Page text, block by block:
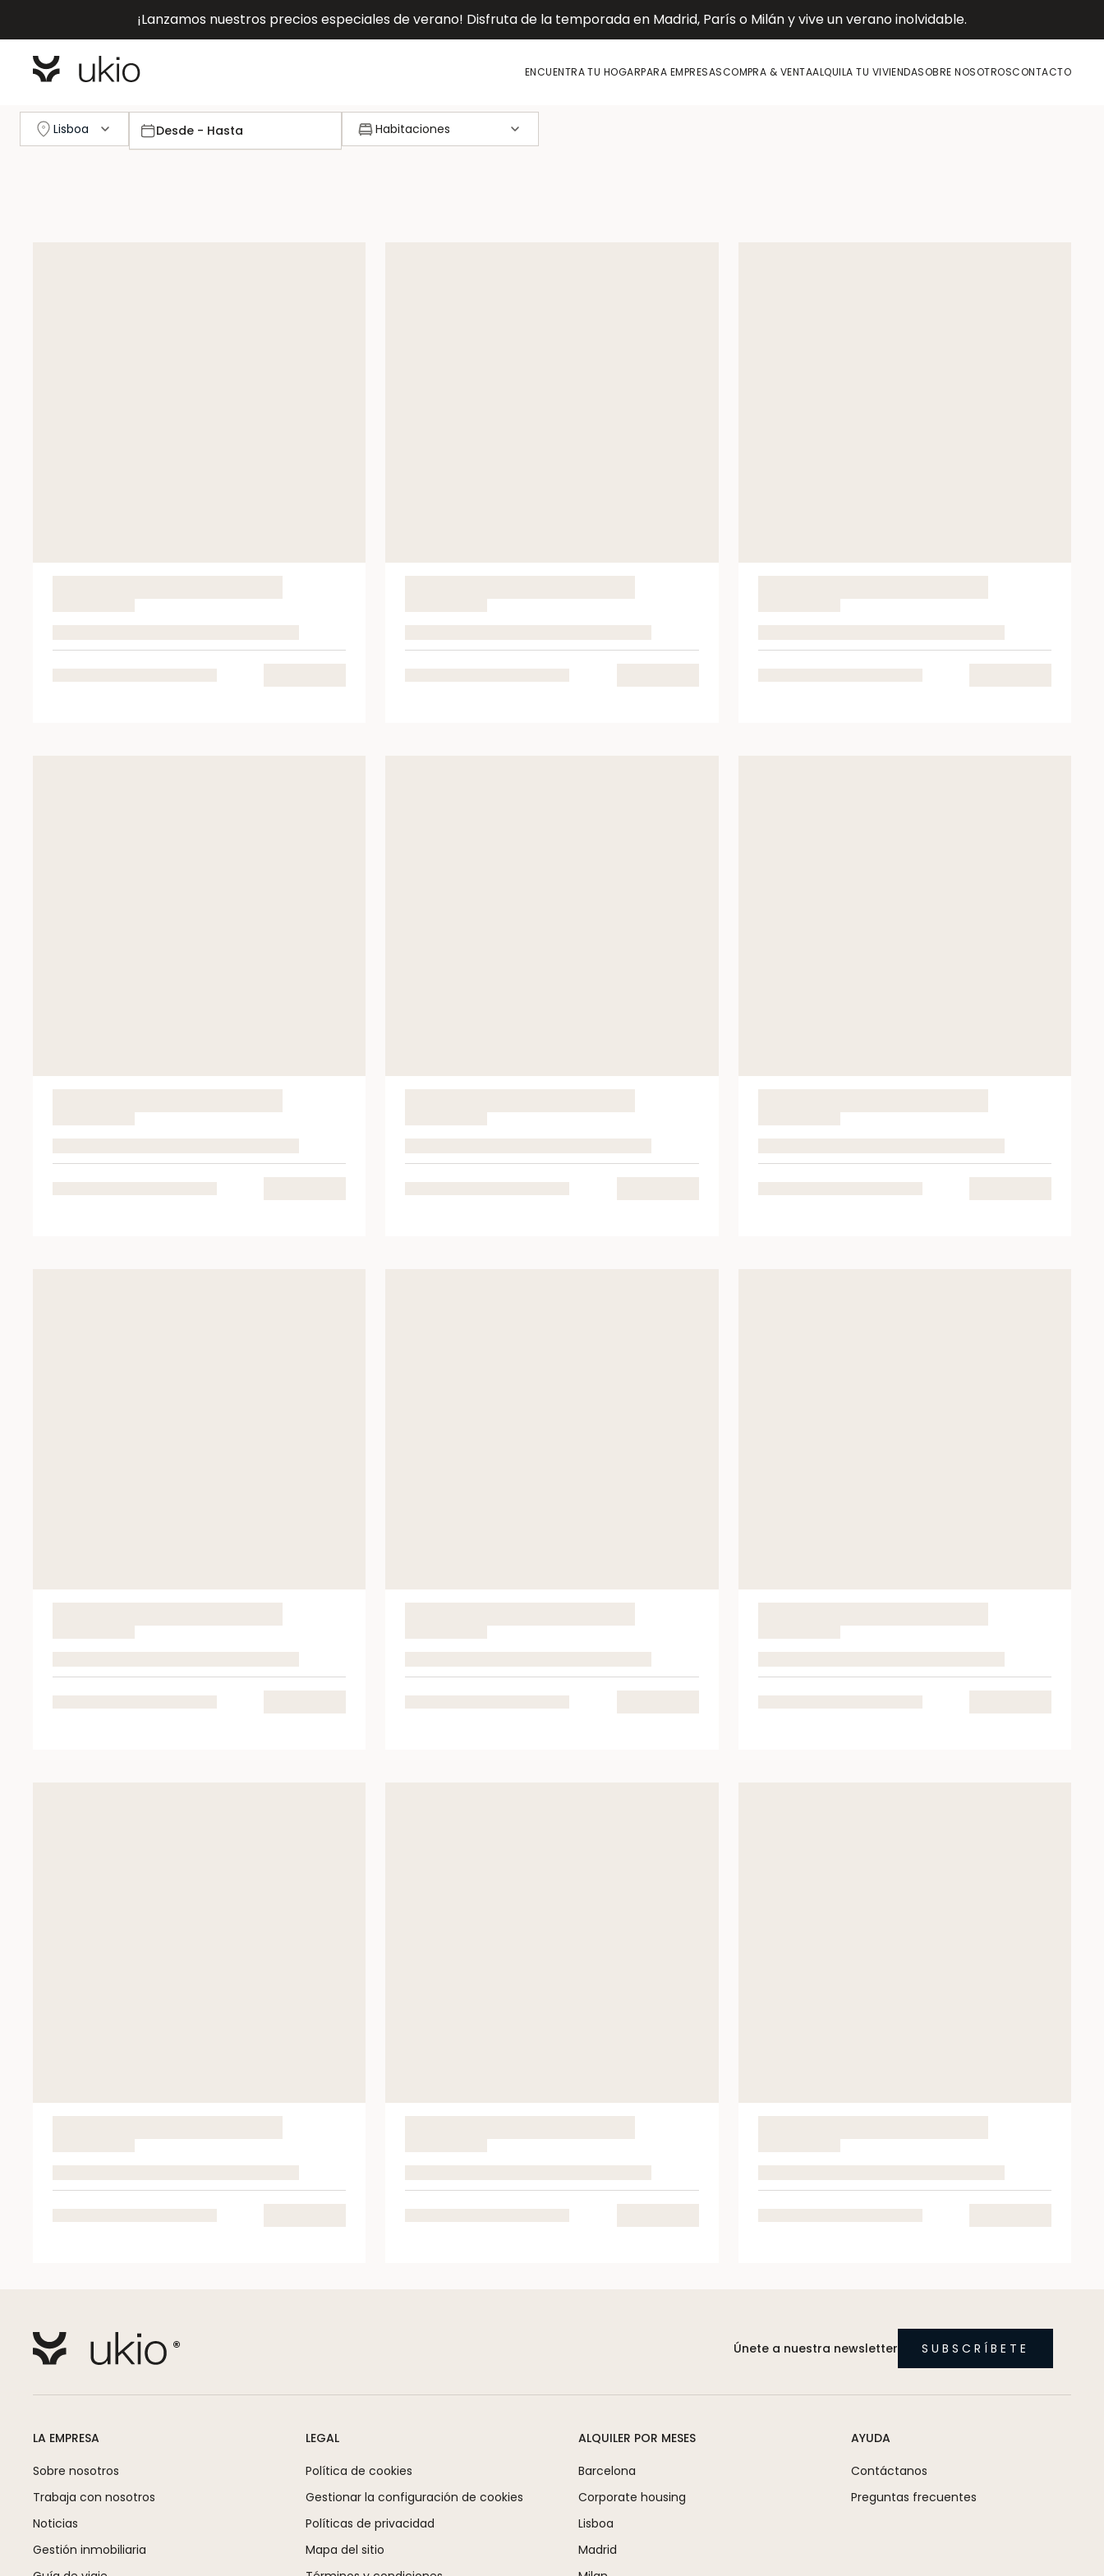
¡Lanzamos nuestros precios especiales de verano! Disfruta de la temporada en Madrid, París o Milán y vive un verano inolvidable.
ENCUENTRA TU HOGARPARA EMPRESASCOMPRA & VENTAALQUILA TU VIVIENDASOBRE NOSOTROSCONTACTO
Lisboa Desde - Hasta Habitaciones
Únete a nuestra newsletter SUBSCRÍBETE
LA EMPRESA
Sobre nosotros
Trabaja con nosotros
Noticias
Gestión inmobiliaria
LEGAL
Política de cookies
Gestionar la configuración de cookies
Políticas de privacidad
Mapa del sitio
ALQUILER POR MESES
Barcelona
Corporate housing
Lisboa
Madrid
AYUDA
Contáctanos
Preguntas frecuentes